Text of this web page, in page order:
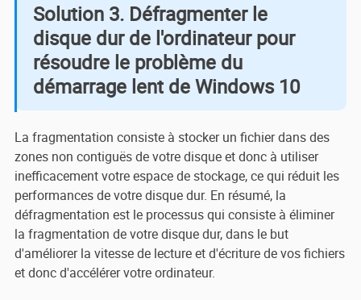
Solution 3. Défragmenter le
disque dur de l'ordinateur pour
résoudre le problème du
démarrage lent de Windows 10
La fragmentation consiste à stocker un fichier dans des
zones non contiguës de votre disque et donc à utiliser
inefficacement votre espace de stockage, ce qui réduit les
performances de votre disque dur. En résumé, la
défragmentation est le processus qui consiste à éliminer
la fragmentation de votre disque dur, dans le but
d'améliorer la vitesse de lecture et d'écriture de vos fichiers
et donc d'accélérer votre ordinateur.